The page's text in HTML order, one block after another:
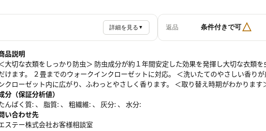
詳細を見る ▼ 返品 条件付きで可△
品説明
大切な衣類をしっかり防虫＞ 防虫成分が約１年間安定した効果を発揮し大切な衣類
けます。 ２畳までのウォークインクローゼットに対応。 ＜洗いたてのやさしい香り
クローゼット内に広がり、ふわっとやさしく香ります。 ＜取り替え時期がわかりま
分（保証分析値）
んぱく質: 、 脂質: 、 粗繊維: 、 灰分: 、 水分:
い合わせ先
ステー株式会社お客様相談室